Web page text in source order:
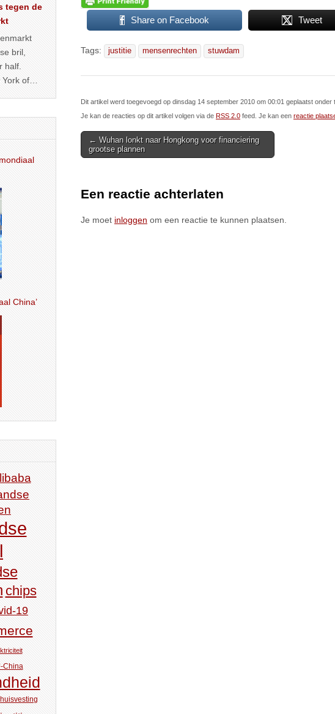
Share on Facebook Tweet
Tags: justitie mensenrechten stuwdam
Dit artikel werd toegevoegd op dinsdag 14 september 2010 om 00:01 geplaatst onder
Je kan de reacties op dit artikel volgen via de RSS 2.0 feed. Je kan een reactie
Post
navigation
← Wuhan lonkt naar Hongkong voor financiering
grootse plannen
Een reactie achterlaten
Je moet inloggen om een reactie te kunnen plaatsen.
tegen de
bril,
half.
York of
China’
chips
19
China
huisvesting